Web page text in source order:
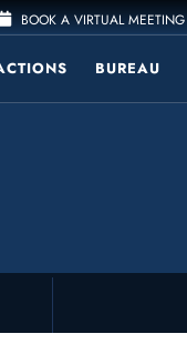
BOOK A VIRTUAL MEETING
BUREAU